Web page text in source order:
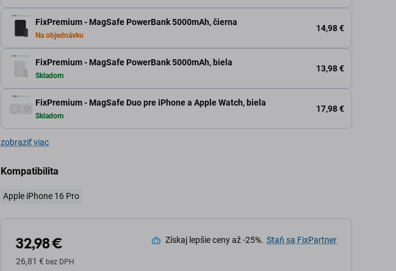
FixPremium - MagSafe PowerBank 5000mAh, čierna
Na objednávku
14,98 €
FixPremium - MagSafe PowerBank 5000mAh, biela
Skladom
13,98 €
FixPremium - MagSafe Duo pre iPhone a Apple Watch, biela
Skladom
17,98 €
zobraziť viac
Kompatibilita
Apple iPhone 16 Pro
32,98 €
26,81 € bez DPH
Získaj lepšie ceny až -25%. Staň sa FixPartner